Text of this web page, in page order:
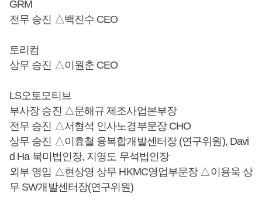
GRM
전무 승진 △백진수 CEO
토리컴
상무 승진 △이원춘 CEO
LS오토모티브
부사장 승진 △문해규 제조사업본부장
전무 승진 △서형석 인사노경부문장 CHO
상무 승진 △이효철 융복합개발센터장 (연구위원), Davi
d Ha 북미법인장, 지영도 무석법인장
외부 영입 △현상영 상무 HKMC영업부문장 △이용욱 상
무 SW개발센터장(연구위원)